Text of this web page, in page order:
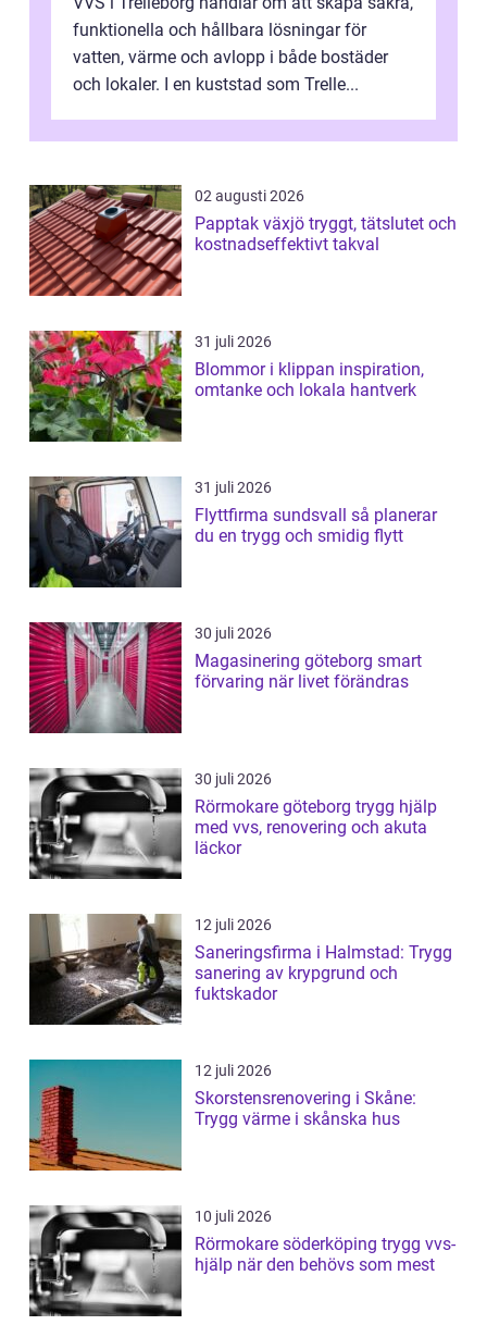
funktionella och hållbara lösningar för
vatten, värme och avlopp i både bostäder
och lokaler. I en kuststad som Trelle...
02 augusti 2026
Papptak växjö tryggt, tätslutet och
kostnadseffektivt takval
31 juli 2026
Blommor i klippan inspiration,
omtanke och lokala hantverk
31 juli 2026
Flyttfirma sundsvall så planerar
du en trygg och smidig flytt
30 juli 2026
Magasinering göteborg smart
förvaring när livet förändras
30 juli 2026
Rörmokare göteborg trygg hjälp
med vvs, renovering och akuta
läckor
12 juli 2026
Saneringsfirma i Halmstad: Trygg
sanering av krypgrund och
fuktskador
12 juli 2026
Skorstensrenovering i Skåne:
Trygg värme i skånska hus
10 juli 2026
Rörmokare söderköping trygg vvs-
hjälp när den behövs som mest